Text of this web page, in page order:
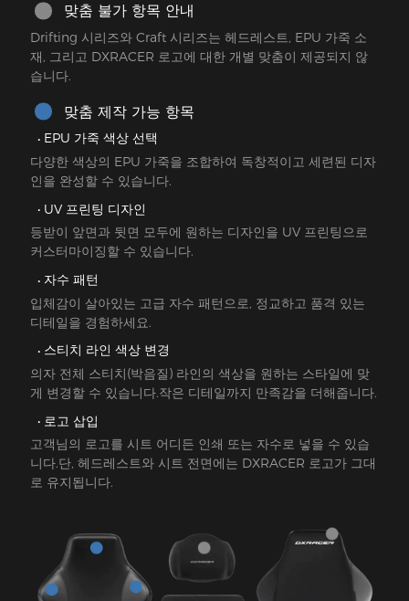
맞춤 불가 항목 안내
Drifting 시리즈와 Craft 시리즈는 헤드레스트, EPU 가죽 소
재, 그리고 DXRACER 로고에 대한 개별 맞춤이 제공되지 않
습니다.
맞춤 제작 가능 항목
EPU 가죽 색상 선택
다양한 색상의 EPU 가죽을 조합하여 독창적이고 세련된 디자
인을 완성할 수 있습니다.
UV 프린팅 디자인
등받이 앞면과 뒷면 모두에 원하는 디자인을 UV 프린팅으로
커스터마이징할 수 있습니다.
자수 패턴
입체감이 살아있는 고급 자수 패턴으로, 정교하고 품격 있는
디테일을 경험하세요.
스티치 라인 색상 변경
의자 전체 스티치(박음질) 라인의 색상을 원하는 스타일에 맞
게 변경할 수 있습니다.작은 디테일까지 만족감을 더해줍니다.
로고 삽입
고객님의 로고를 시트 어디든 인쇄 또는 자수로 넣을 수 있습
니다.단, 헤드레스트와 시트 전면에는 DXRACER 로고가 그대
로 유지됩니다.